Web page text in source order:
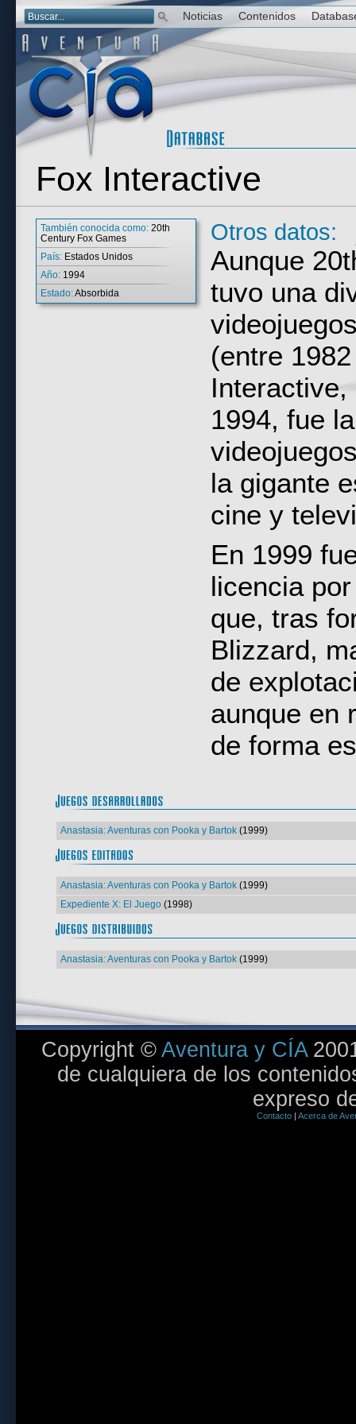
Noticias Contenidos
Fox Interactive
También conocida como: 20th
Century Fox Games
País: Estados Unidos
Año: 1994
Estado:Absorbida
Otros datos:
Aunque
tuvo una
(entre
1994, fue
la gigante
cine y
En 1999
licencia
que, tras
Blizzard,
de
aunque en
de forma
Anastasia: Aventuras con Pooka y Bartok (1999)
Anastasia: Aventuras con Pooka y Bartok (1999)
Expediente X: El Juego (1998)
Anastasia: Aventuras con Pooka y Bartok (1999)
Copyright ©Aventura y CÍA
de cualquiera de los
expreso
Contacto| Acerca de